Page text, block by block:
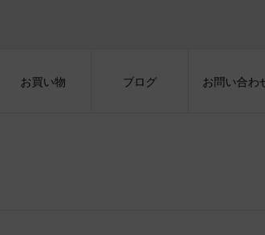
お買い物 ブログ お問い合わ